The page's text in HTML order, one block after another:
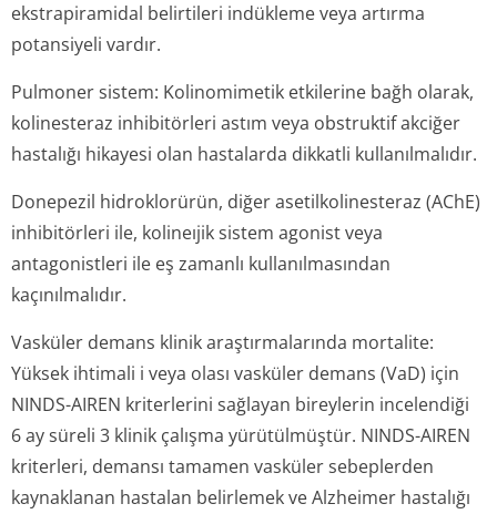
ekstrapiramidal belirtileri indükleme veya artırma
potansiyeli vardır.
Pulmoner sistem: Kolinomimetik etkilerine bağh olarak,
kolinesteraz inhibitörleri astım veya obstruktif akciğer
hastalığı hikayesi olan hastalarda dikkatli kullanılmalıdır.
Donepezil hidroklorürün, diğer asetilkolinesteraz (AChE)
inhibitörleri ile, kolineıjik sistem agonist veya
antagonistleri ile eş zamanlı kullanılmasından
kaçınılmalıdır.
Vasküler demans klinik araştırmalarında mortalite:
Yüksek ihtimali i veya olası vasküler demans (VaD) için
NINDS-AIREN kriterlerini sağlayan bireylerin incelendiği
6 ay süreli 3 klinik çalışma yürütülmüştür. NINDS-AIREN
kriterleri, demansı tamamen vasküler sebeplerden
kaynaklanan hastalan belirlemek ve Alzheimer hastalığı